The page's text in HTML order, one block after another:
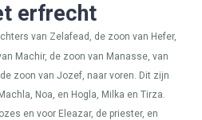
erfrecht
van Zelafead, de zoon van Hefer,
Machir, de zoon van Manasse, van
zoon van Jozef, naar voren. Dit zijn
Noa, en Hogla, Milka en Tirza.
en voor Eleazar, de priester, en